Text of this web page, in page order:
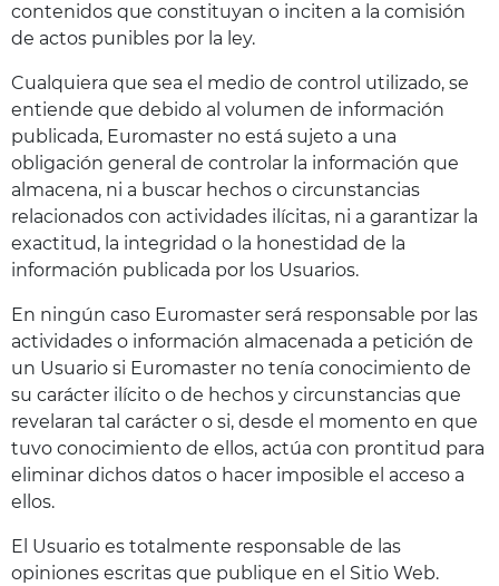
contenidos que constituyan o inciten a la comisión
de actos punibles por la ley.
Cualquiera que sea el medio de control utilizado, se
entiende que debido al volumen de información
publicada, Euromaster no está sujeto a una
obligación general de controlar la información que
almacena, ni a buscar hechos o circunstancias
relacionados con actividades ilícitas, ni a garantizar la
exactitud, la integridad o la honestidad de la
información publicada por los Usuarios.
En ningún caso Euromaster será responsable por las
actividades o información almacenada a petición de
un Usuario si Euromaster no tenía conocimiento de
su carácter ilícito o de hechos y circunstancias que
revelaran tal carácter o si, desde el momento en que
tuvo conocimiento de ellos, actúa con prontitud para
eliminar dichos datos o hacer imposible el acceso a
ellos.
El Usuario es totalmente responsable de las
opiniones escritas que publique en el Sitio Web.